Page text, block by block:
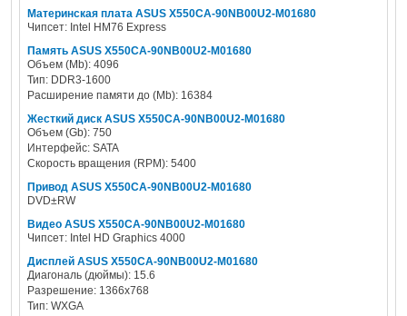
Материнская плата ASUS X550CA-90NB00U2-M01680
Чипсет: Intel HM76 Express
Память ASUS X550CA-90NB00U2-M01680
Объем (Mb): 4096
Тип: DDR3-1600
Расширение памяти до (Mb): 16384
Жесткий диск ASUS X550CA-90NB00U2-M01680
Объем (Gb): 750
Интерфейс: SATA
Скорость вращения (RPM): 5400
Привод ASUS X550CA-90NB00U2-M01680
DVD±RW
Видео ASUS X550CA-90NB00U2-M01680
Чипсет: Intel HD Graphics 4000
Дисплей ASUS X550CA-90NB00U2-M01680
Диагональ (дюймы): 15.6
Разрешение: 1366x768
Тип: WXGA